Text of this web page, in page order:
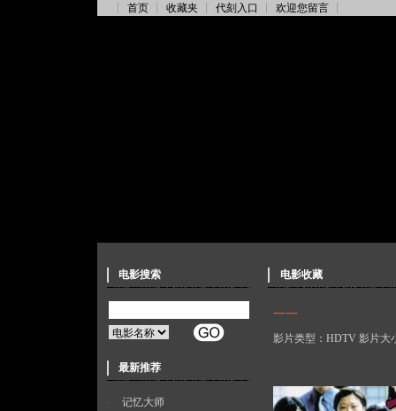
首页 收藏夹 代刻入口 欢迎您留言
电影搜索
最新推荐
·
记忆大师
电影收藏
一一
影片类型：HDTV 影片大